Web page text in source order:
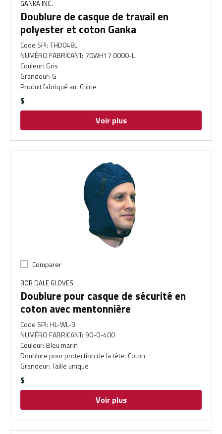
GANKA INC.
Doublure de casque de travail en
polyester et coton Ganka
Code SPI: THD048L
NUMÉRO FABRICANT: 70WH17 0000-L
Couleur: Gris
Grandeur: G
Produit fabriqué au: Chine
$
Voir plus
Comparer
BOB DALE GLOVES
Doublure pour casque de sécurité en
coton avec mentonnière
Code SPI: HL-WL-3
NUMÉRO FABRICANT: 90-0-400
Couleur: Bleu marin
Doublure pour protection de la tête: Coton
Grandeur: Taille unique
$
Voir plus